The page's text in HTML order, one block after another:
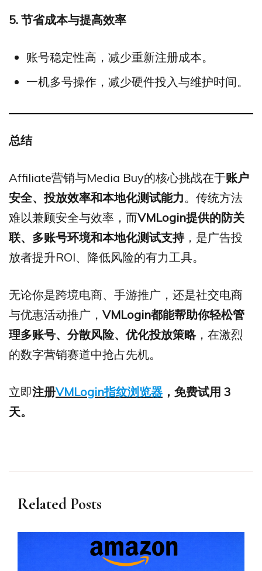
5. 节省成本与提高效率
账号稳定性高，减少重新注册成本。
一机多号操作，减少硬件投入与维护时间。
总结
Affiliate营销与Media Buy的核心挑战在于账户
安全、投放效率和本地化测试能力。传统方法
难以兼顾安全与效率，而VMLogin提供的防关
联、多账号环境和本地化测试支持，是广告投
放者提升ROI、降低风险的有力工具。
无论你是跨境电商、手游推广，还是社交电商
与优惠活动推广， VMLogin都能帮助你轻松管
理多账号、分散风险、优化投放策略，在激烈
的数字营销赛道中抢占先机。
立即注册VMLogin指纹浏览器 ，免费试用 3
天。
Related Posts